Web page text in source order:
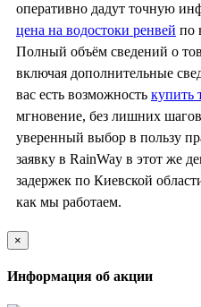
оперативно дадут точную
цена на водостоки ренвей по
Полный объём сведений о
включая дополнительные
вас есть возможность купить
мгновение, без лишних
уверенный выбор в пользу
заявку в RainWay в этот же
задержек по Киевской
как мы работаем.
×
Информация об акции